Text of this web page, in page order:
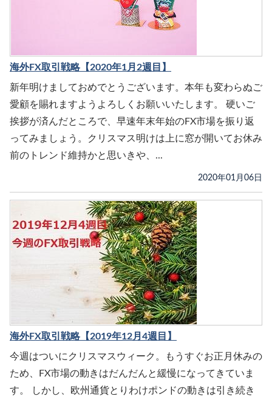
海外FX取引戦略【2020年1月2週目】
新年明けましておめでとうございます。本年も変わらぬご
愛顧を賜れますようよろしくお願いいたします。 硬いご
挨拶が済んだところで、早速年末年始のFX市場を振り返
ってみましょう。クリスマス明けは上に窓が開いてお休み
前のトレンド維持かと思いきや、...
2020年01月06日
海外FX取引戦略【2019年12月4週目】
今週はついにクリスマスウィーク。もうすぐお正月休みの
ため、FX市場の動きはだんだんと緩慢になってきていま
す。 しかし、欧州通貨とりわけポンドの動きは引き続き